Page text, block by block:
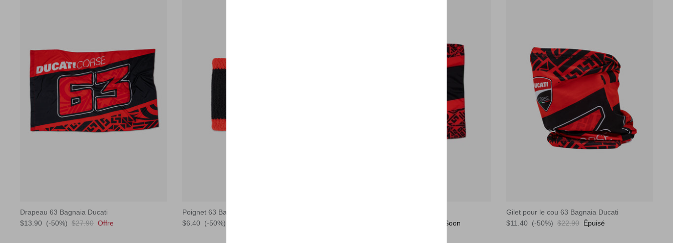
Drapeau 63 Bagnaia Ducati
$13.90
(-50%) $27.90 Offre
Poignet 63 Bagnaia Ducati
$6.40
(-50%) Coming Soon
Gilet pour le cou 63 Bagnaia Ducati
$11.40
(-50%) $22.90 Épuisé